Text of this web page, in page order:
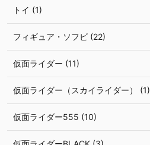
トイ (1)
フィギュア・ソフビ (22)
仮面ライダー (11)
仮面ライダー（スカイライダー） (1)
仮面ライダー555 (10)